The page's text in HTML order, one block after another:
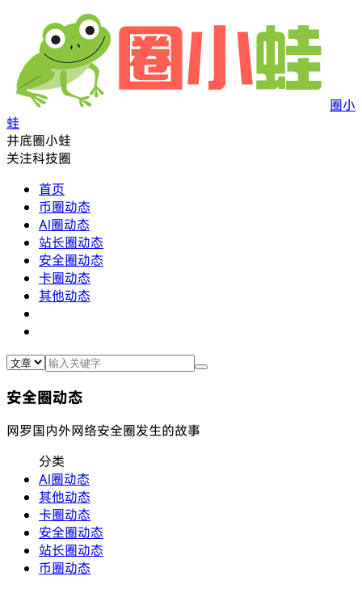
圈小
蛙
井底圈小蛙
关注科技圈
首页
币圈动态
AI圈动态
站长圈动态
安全圈动态
卡圈动态
其他动态
安全圈动态
网罗国内外网络安全圈发生的故事
分类
AI圈动态
其他动态
卡圈动态
安全圈动态
站长圈动态
币圈动态